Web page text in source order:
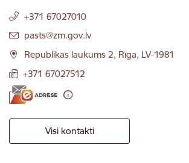
+371 67027010
E-pasts:
pasts@zm.gov.lv
Republikas laukums 2, Rīga, LV-1981
+371 67027512
Visi kontakti